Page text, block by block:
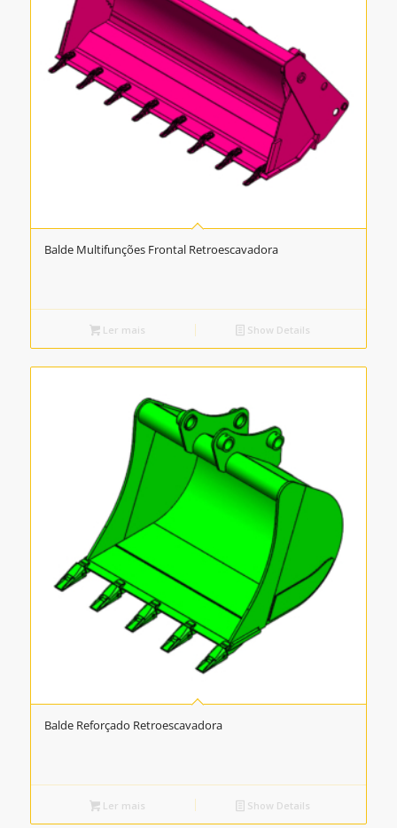
Balde Multifunções Frontal Retroescavadora
Ler mais Show Details
Balde Reforçado Retroescavadora
Ler mais Show Details